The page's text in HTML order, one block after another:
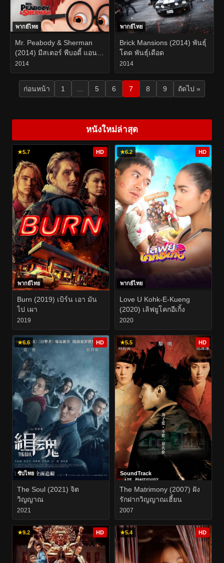
พากย์ไทย
Mr. Peabody & Sherman
(2014) มีสเตอร์ พีบอดี้ แอนด์
เชอร์แมน
2014
พากย์ไทย
Brick Mansions (2014) พันธุ์
โดด พันธุ์เดือด
2014
ก่อนหน้า 1 5 6 7 8 9 ถัดไป »
หนังใหม่ล่าสุด
★5.7 HD
พากย์ไทย
Burn (2019) เบิร์น เอา มัน
ไป เผา
2019
★6.2 HD
พากย์ไทย
Love U Kohk-E-Kueng
(2020) เลิฟยูโคกอีเกิ้ง
2020
★6.6 HD
ซับไทย
The Soul (2021) จิต
วิญญาณ
2021
★5.5 HD
SoundTrack
The Matrimony (2007) ฝัง
รักฝากวิญญาณเฮี้ยน
2007
★9.2 HD ★5.4 HD